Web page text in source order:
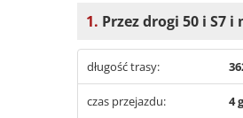
1. Przez drogi 50 i S7
długość trasy:
czas przejazdu: 4